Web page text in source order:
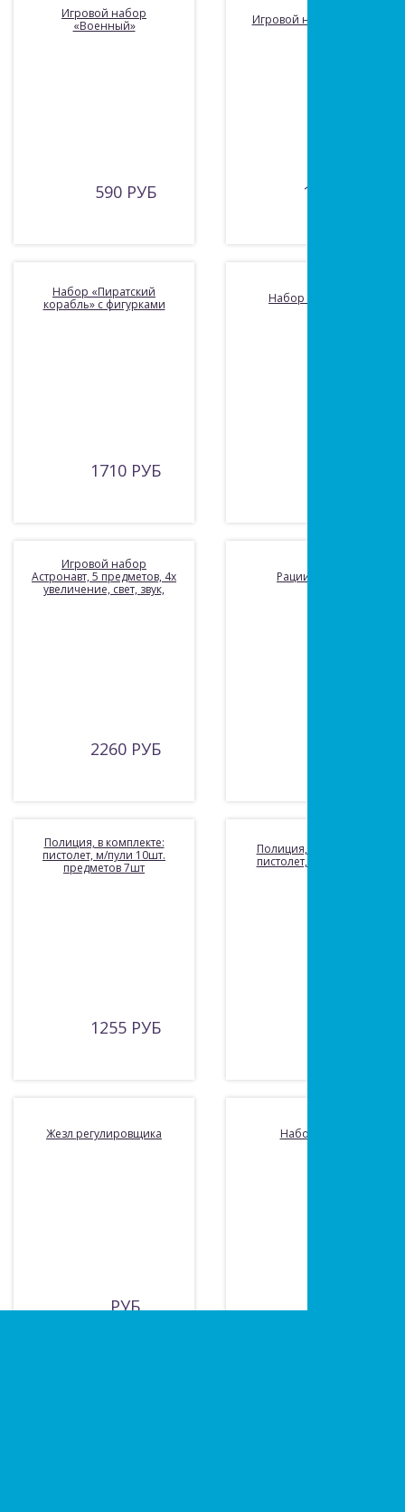
Игровой набор
«Военный»
590 РУБ
Игровой набор «Касса»
1735 РУБ
Набор «Пиратский
корабль» с фигурками
1710 РУБ
Набор «Стройка»
Игровой набор
Астронавт, 5 предметов, 4х
увеличение, свет, звук,
2260 РУБ
Рации эл., 2 шт
Полиция, в комплекте:
пистолет, м/пули 10шт.
предметов 7шт
1255 РУБ
Полиция, в комплекте:
пистолет, м/пули 12шт
Жезл регулировщика
РУБ
Набор раций